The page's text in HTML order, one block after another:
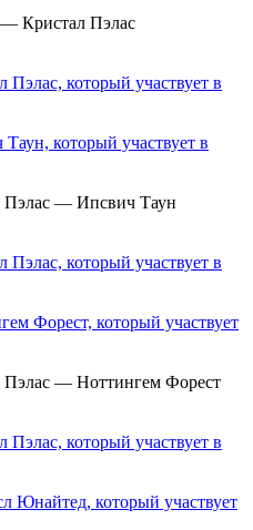
Кристал Пэлас
Пэлас — Ипсвич Таун
— Ноттингем Форест